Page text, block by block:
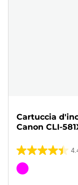
Cartuccia
Canon CLI-
4.4
su
Cartuccia